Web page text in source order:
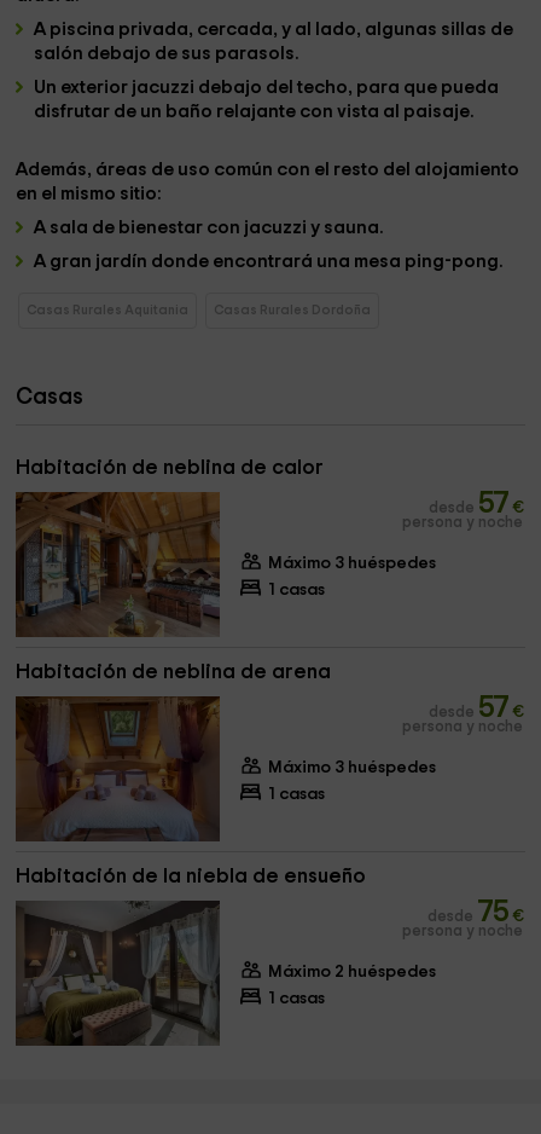
A piscina privada, cercada, y al lado, algunas sillas de
salón debajo de sus parasols.
Un exterior jacuzzi debajo del techo, para que pueda
disfrutar de un baño relajante con vista al paisaje.
Además, áreas de uso común con el resto del alojamiento
en el mismo sitio:
A sala de bienestar con jacuzzi y sauna.
A gran jardín donde encontrará una mesa ping-pong.
Casas Rurales Aquitania Casas Rurales Dordoña
Casas
Habitación de neblina de calor
desde 57 €
persona y noche
Máximo 3 huéspedes
1 casas
Habitación de neblina de arena
desde 57 €
persona y noche
Máximo 3 huéspedes
1 casas
Habitación de la niebla de ensueño
desde 75 €
persona y noche
Máximo 2 huéspedes
1 casas